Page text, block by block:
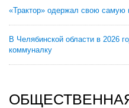
«Трактор» одержал свою самую
В Челябинской области в 2026
коммуналку